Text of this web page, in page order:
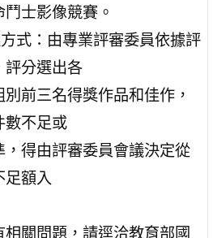
鬥士影像競賽。
式：由專業評審委員依據評
評分選出各
別前三名得獎作品和佳作，
數不足或
，得由評審委員會議決定從
足額入
相關問題，請逕洽教育部國